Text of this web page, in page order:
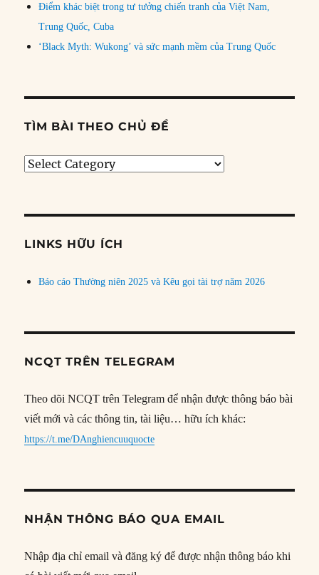
Điểm khác biệt trong tư tưởng chiến tranh của Việt Nam,
Trung Quốc, Cuba
‘Black Myth: Wukong’ và sức mạnh mềm của Trung Quốc
TÌM BÀI THEO CHỦ ĐỀ
Tìm
đề
LINKS HỮU ÍCH
Báo cáo Thường niên 2025 và Kêu gọi tài trợ năm 2026
NCQT TRÊN TELEGRAM
Theo dõi NCQT trên Telegram để nhận được thông báo bài
viết mới và các thông tin, tài liệu… hữu ích khác:
https://t.me/DAnghiencuuquocte
NHẬN THÔNG BÁO QUA EMAIL
Nhập địa chỉ email và đăng ký để được nhận thông báo khi